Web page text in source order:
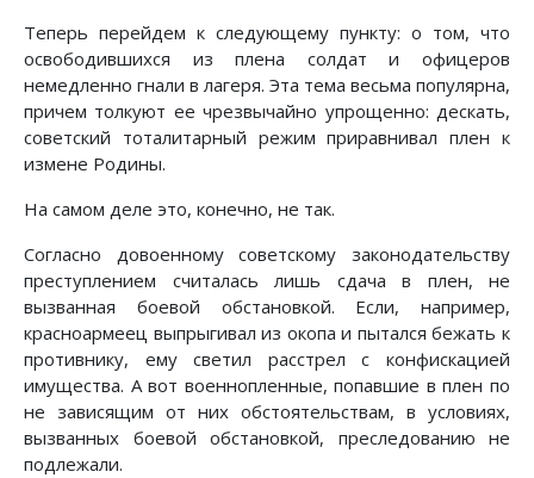
Теперь перейдем к следующему пункту: о том, что
освободившихся из плена солдат и офицеров
немедленно гнали в лагеря. Эта тема весьма популярна,
причем толкуют ее чрезвычайно упрощенно: дескать,
советский тоталитарный режим приравнивал плен к
измене Родины.
На самом деле это, конечно, не так.
Согласно довоенному советскому законодательству
преступлением считалась лишь сдача в плен, не
вызванная боевой обстановкой. Если, например,
красноармеец выпрыгивал из окопа и пытался бежать к
противнику, ему светил расстрел с конфискацией
имущества. А вот военнопленные, попавшие в плен по
не зависящим от них обстоятельствам, в условиях,
вызванных боевой обстановкой, преследованию не
подлежали.